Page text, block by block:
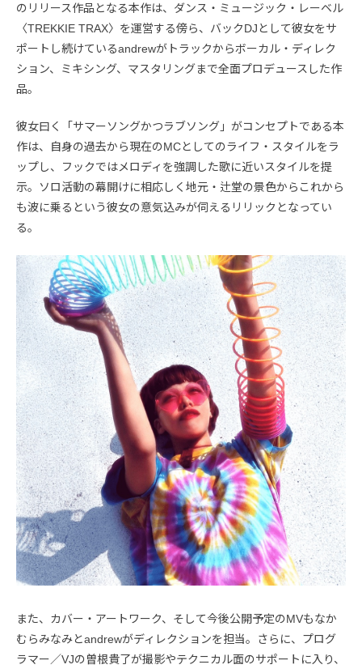
のリリース作品となる本作は、ダンス・ミュージック・レーベル
〈TREKKIE TRAX〉を運営する傍ら、バックDJとして彼女をサ
ポートし続けているandrewがトラックからボーカル・ディレク
ション、ミキシング、マスタリングまで全面プロデュースした作
品。
彼女曰く「サマーソングかつラブソング」がコンセプトである本
作は、自身の過去から現在のMCとしてのライフ・スタイルをラ
ップし、フックではメロディを強調した歌に近いスタイルを提
示。ソロ活動の幕開けに相応しく地元・辻堂の景色からこれから
も波に乗るという彼女の意気込みが伺えるリリックとなってい
る。
また、カバー・アートワーク、そして今後公開予定のMVもなか
むらみなみとandrewがディレクションを担当。さらに、プログ
ラマー／VJの曽根貴了が撮影やテクニカル面のサポートに入り、